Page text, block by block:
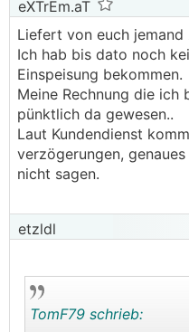
eXTrEm.aT
Liefert von euch jemand
Ich hab bis dato noch
Einspeisung bekommen.
Meine Rechnung die ich
pünktlich da gewesen..
Laut Kundendienst
verzögerungen,
nicht sagen.
etzldl
TomF79 schrieb: